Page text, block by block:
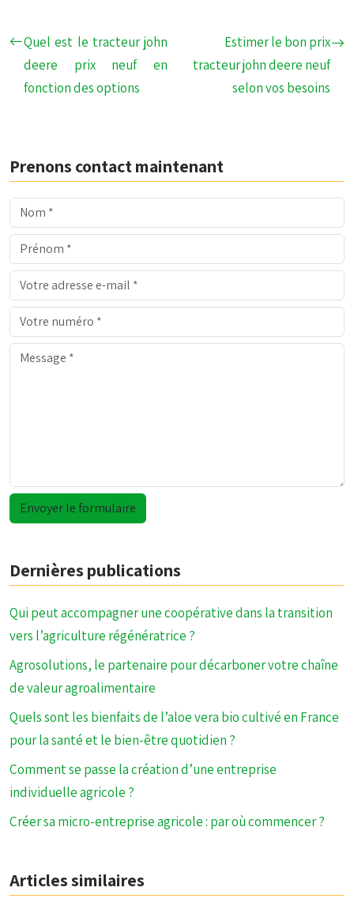
Quel est le tracteur john
deere prix neuf en
fonction des options
Estimer le bon prix
tracteur john deere neuf
selon vos besoins
Prenons contact maintenant
Dernières publications
Qui peut accompagner une coopérative dans la transition
vers l’agriculture régénératrice ?
Agrosolutions, le partenaire pour décarboner votre chaîne
de valeur agroalimentaire
Quels sont les bienfaits de l’aloe vera bio cultivé en France
pour la santé et le bien-être quotidien ?
Comment se passe la création d’une entreprise
individuelle agricole ?
Créer sa micro-entreprise agricole : par où commencer ?
Articles similaires